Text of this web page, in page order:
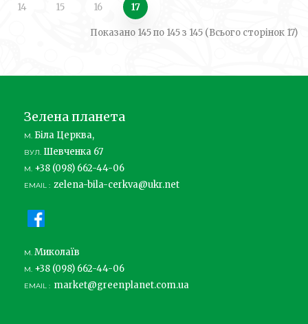
14 15 16 17
Показано 145 по 145 з 145 (Всього сторінок 17)
Зелена планета
М. Біла Церква,
ВУЛ. Шевченка 67
М. +38 (098) 662-44-06
EMAIL : zelena-bila-cerkva@ukr.net
М. Миколаїв
М. +38 (098) 662-44-06
EMAIL : market@greenplanet.com.ua